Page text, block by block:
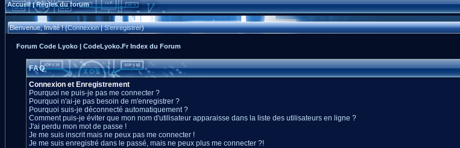
Accueil|Règles du forum
Bienvenue, Invité ! (Connexion|S'enregistrer)
Forum Code Lyoko | CodeLyoko.Fr Index du Forum
FAQ
Connexion et Enregistrement
Pourquoi ne puis-je pas me connecter ?
Pourquoi n'ai-je pas besoin de m'enregistrer ?
Pourquoi suis-je déconnecté automatiquement ?
Comment puis-je éviter que mon nom d'utilisateur apparaisse dans la liste des utilisateurs en ligne ?
J'ai perdu mon mot de passe !
Je me suis inscrit mais ne peux pas me connecter !
Je me suis enregistré dans le passé, mais ne peux plus me connecter ?!